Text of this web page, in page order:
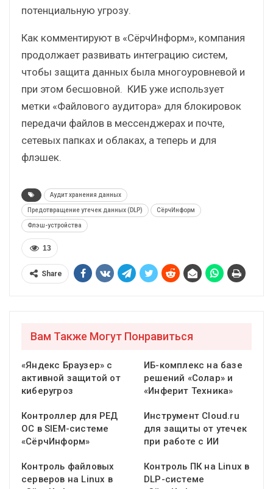
потенциальную угрозу.
Как комментируют в «СёрчИнформ», компания
продолжает развивать интеграцию систем,
чтобы защита данных была многоуровневой и
при этом бесшовной. КИБ уже использует
метки «Файлового аудитора» для блокировок
передачи файлов в мессенджерах и почте,
сетевых папках и облаках, а теперь и для
флэшек.
Аудит хранения данных
Предотвращение утечек данных (DLP) СёрчИнформ
Флэш-устройства
13
Share
Вам Также Могут Понравиться
«Яндекс Браузер» с
активной защитой от
киберугроз
ИБ-комплекс на базе
решений «Солар» и
«Инферит Техника»
Контроллер для РЕД
ОС в SIEM-системе
«СёрчИнформ»
Инструмент Cloud.ru
для защиты от утечек
при работе с ИИ
Контроль файловых
серверов на Linux в
Контроль ПК на Linux в
DLP-системе